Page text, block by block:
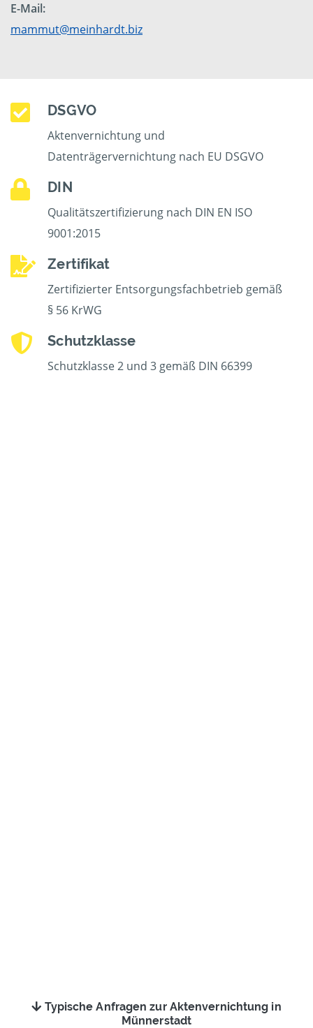
E-Mail:
mammut@meinhardt.biz
DSGVO
Aktenvernichtung und
Datenträgervernichtung nach EU DSGVO
DIN
Qualitätszertifizierung nach DIN EN ISO
9001:2015
Zertifikat
Zertifizierter Entsorgungsfachbetrieb gemäß
§ 56 KrWG
Schutzklasse
Schutzklasse 2 und 3 gemäß DIN 66399
Typische Anfragen zur Aktenvernichtung in
Münnerstadt